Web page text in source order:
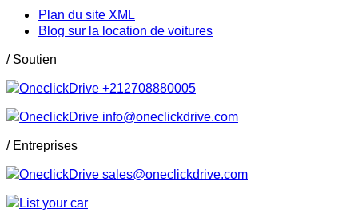
Plan du site XML
Blog sur la location de voitures
/ Soutien
+212708880005
info@oneclickdrive.com
/ Entreprises
sales@oneclickdrive.com